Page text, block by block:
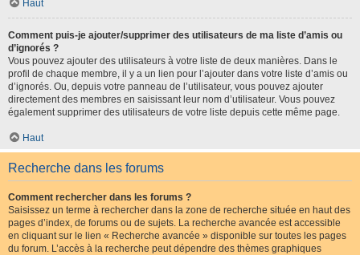
Haut
Comment puis-je ajouter/supprimer des utilisateurs de ma liste d’amis ou
d’ignorés ?
Vous pouvez ajouter des utilisateurs à votre liste de deux manières. Dans le
profil de chaque membre, il y a un lien pour l’ajouter dans votre liste d’amis ou
d’ignorés. Ou, depuis votre panneau de l’utilisateur, vous pouvez ajouter
directement des membres en saisissant leur nom d’utilisateur. Vous pouvez
également supprimer des utilisateurs de votre liste depuis cette même page.
Haut
Recherche dans les forums
Comment rechercher dans les forums ?
Saisissez un terme à rechercher dans la zone de recherche située en haut des
pages d’index, de forums ou de sujets. La recherche avancée est accessible
en cliquant sur le lien « Recherche avancée » disponible sur toutes les pages
du forum. L’accès à la recherche peut dépendre des thèmes graphiques